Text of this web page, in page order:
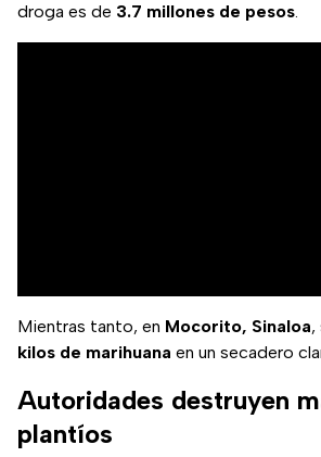
droga es de 3.7 millones de pesos.
Mientras tanto, en Mocorito, Sinaloa,
kilos de marihuana en un secadero
Autoridades destruyen
plantíos